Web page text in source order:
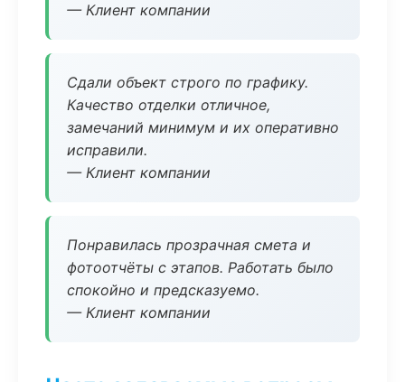
— Клиент компании
Сдали объект строго по графику.
Качество отделки отличное,
замечаний минимум и их оперативно
исправили.
— Клиент компании
Понравилась прозрачная смета и
фотоотчёты с этапов. Работать было
спокойно и предсказуемо.
— Клиент компании